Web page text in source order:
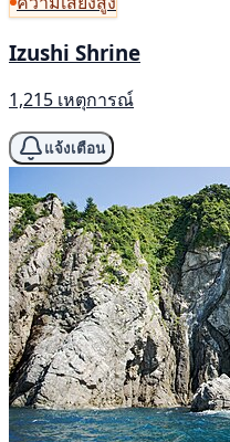
Izushi Shrine
1,215 เหตุการณ์
แจ้งเตือน